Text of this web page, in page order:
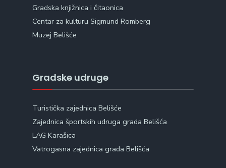
Gradska knjižnica i čitaonica
Centar za kulturu Sigmund Romberg
Muzej Belišće
Gradske udruge
Turistička zajednica Belišće
Zajednica športskih udruga grada Belišća
LAG Karašica
Vatrogasna zajednica grada Belišća